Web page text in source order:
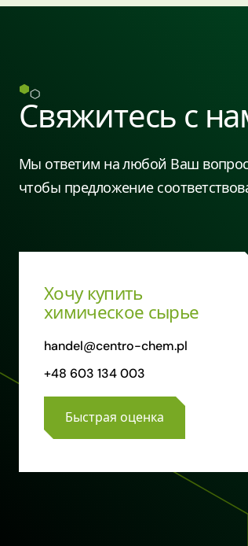
Свяжитесь с
Мы ответим на любой Ваш
чтобы предложение
Хочу купить
химическое сырье
handel@centro-chem.pl
+48 603 134 003
Быстрая оценка